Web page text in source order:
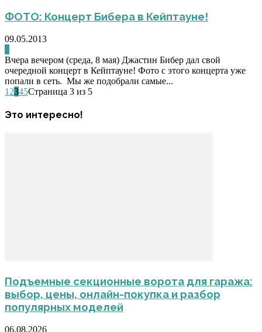
ФОТО: Концерт Бибера в Кейптауне!
09.05.2013
Вчера вечером (среда, 8 мая) Джастин Бибер дал свой
очередной концерт в Кейптауне! Фото с этого концерта уже
попали в сеть. Мы же подобрали самые...
1 2345Страница 3 из 5
Это интересно!
Подъемные секционные ворота для гаража:
выбор, цены, онлайн-покупка и разбор
популярных моделей
06.08.2026